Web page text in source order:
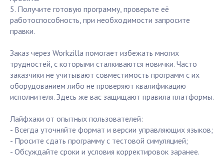
5. Получите готовую программу, проверьте её
работоспособность, при необходимости запросите
правки.
Заказ через Workzilla помогает избежать многих
трудностей, с которыми сталкиваются новички. Часто
заказчики не учитывают совместимость программ с их
оборудованием либо не проверяют квалификацию
исполнителя. Здесь же вас защищают правила платформы.
Лайфхаки от опытных пользователей:
- Всегда уточняйте формат и версии управляющих языков;
- Просите сдать программу с тестовой симуляцией;
- Обсуждайте сроки и условия корректировок заранее.